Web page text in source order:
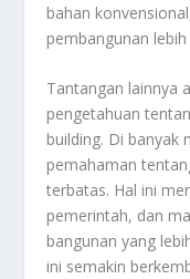
bahan
pembangunan
Tantangan lainnya
pengetahuan
building. Di banyak
pemahaman
terbatas. Hal ini
pemerintah, dan
bangunan yang
ini semakin